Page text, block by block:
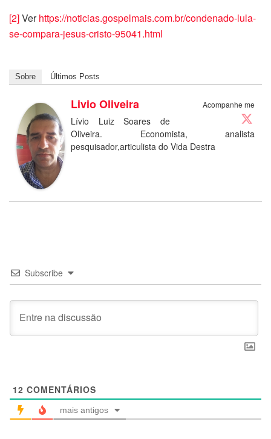
[2]Verhttps://noticias.gospelmais.com.br/condenado-lula-
se-compara-jesus-cristo-95041.html
Sobre Últimos Posts
Acompanhe me
Livio Oliveira
Lívio Luiz Soares de
Oliveira. Economista, analista
pesquisador,articulista do Vida Destra
Subscribe
12 COMENTÁRIOS
mais antigos